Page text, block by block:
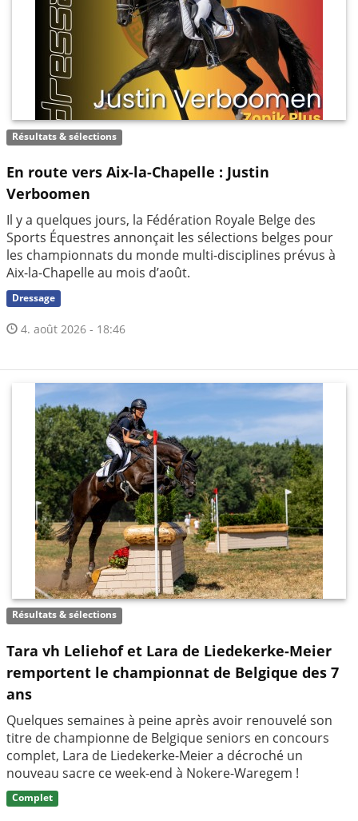
Résultats & sélections
En route vers Aix-la-Chapelle : Justin
Verboomen
Il y a quelques jours, la Fédération Royale Belge des
Sports Équestres annonçait les sélections belges pour
les championnats du monde multi-disciplines prévus à
Aix-la-Chapelle au mois d’août.
Dressage
4. août 2026 - 18:46
Résultats & sélections
Tara vh Leliehof et Lara de Liedekerke-Meier
remportent le championnat de Belgique des 7
ans
Quelques semaines à peine après avoir renouvelé son
titre de championne de Belgique seniors en concours
complet, Lara de Liedekerke-Meier a décroché un
nouveau sacre ce week-end à Nokere-Waregem !
Complet